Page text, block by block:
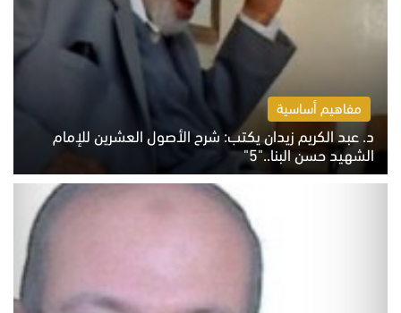
مفاهيم أساسية
د. عبد الكريم زيدان يكتب: شرح الأصول العشرين للإمام
الشهيد حسن البنا.."5"
السبت 8 أغسطس 2026 10:46 ص